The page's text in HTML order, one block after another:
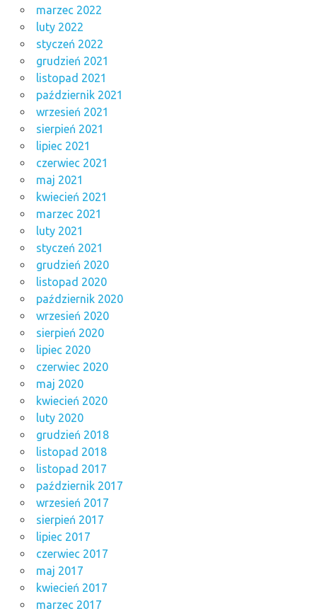
marzec 2022
luty 2022
styczeń 2022
grudzień 2021
listopad 2021
październik 2021
wrzesień 2021
sierpień 2021
lipiec 2021
czerwiec 2021
maj 2021
kwiecień 2021
marzec 2021
luty 2021
styczeń 2021
grudzień 2020
listopad 2020
październik 2020
wrzesień 2020
sierpień 2020
lipiec 2020
czerwiec 2020
maj 2020
kwiecień 2020
luty 2020
grudzień 2018
listopad 2018
listopad 2017
październik 2017
wrzesień 2017
sierpień 2017
lipiec 2017
czerwiec 2017
maj 2017
kwiecień 2017
marzec 2017